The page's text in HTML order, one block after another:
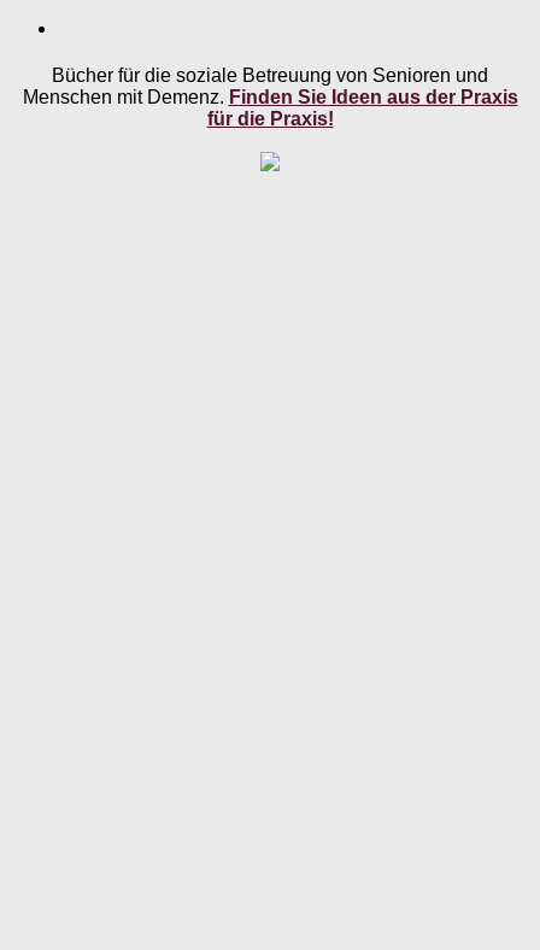
Bücher für die soziale Betreuung von Senioren und
Menschen mit Demenz. Finden Sie Ideen aus der Praxis
für die Praxis!